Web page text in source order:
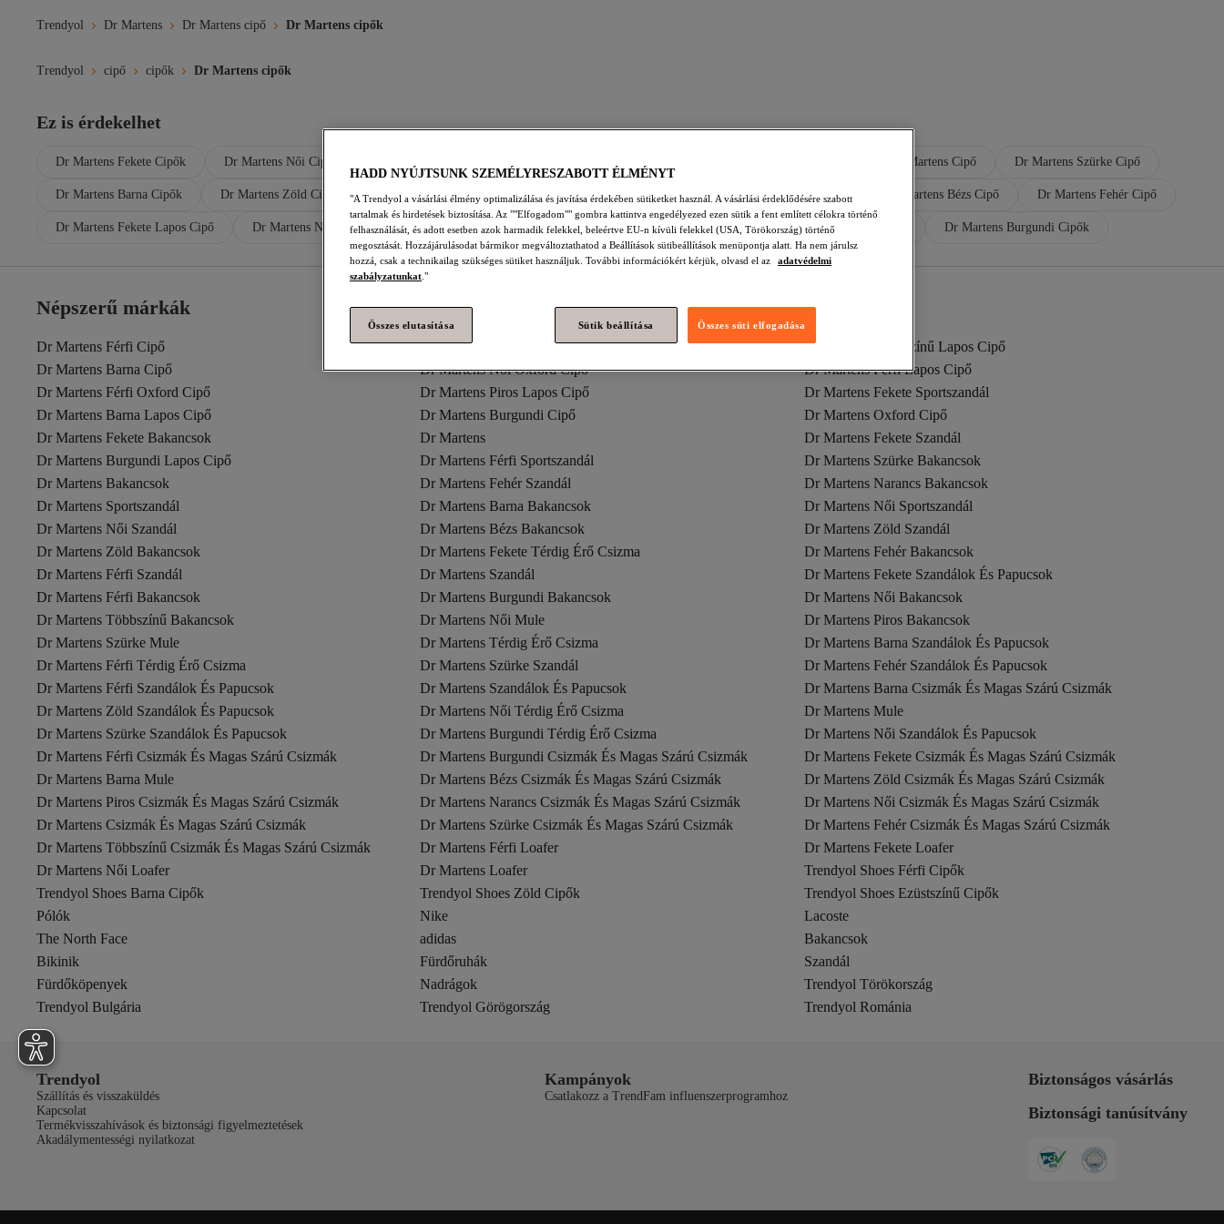
Trendyol Dr Martens Dr Martens cipő Dr Martens cipők
Trendyol cipő cipők Dr Martens cipők
Ez is érdekelhet
Dr Martens Fekete Cipők Dr Martens Női Cipők Dr Martens Cipő Dr Martens Szürke Cipő
Dr Martens Barna Cipők Dr Martens Zöld Cipő Dr Martens Férfi Cipők Dr Martens Többszínű Cipő Dr Martens Narancs Cipő Dr Martens Bézs Cipő Dr Martens Fehér Cipő
Dr Martens Fekete Lapos Cipő Dr Martens Női Lapos Cipő Dr Martens Fekete Oxford Cipő Dr Martens Női Cipő Dr Martens Lapos Cipő Dr Martens Burgundi Cipők
Népszerű márkák
Dr Martens Férfi Cipő Dr Martens Piros Cipő
Dr Martens Többszínű Lapos Cipő
Dr Martens Barna Cipő
Dr Martens Női Oxford Cipő
Dr Martens Férfi Lapos Cipő
Dr Martens Férfi Oxford Cipő
Dr Martens Piros Lapos Cipő
Dr Martens Fekete Sportszandál
Dr Martens Barna Lapos Cipő
Dr Martens Burgundi Cipő
Dr Martens Oxford Cipő
Dr Martens Fekete Bakancsok
Dr Martens
Dr Martens Fekete Szandál
Dr Martens Burgundi Lapos Cipő
Dr Martens Férfi Sportszandál
Dr Martens Szürke Bakancsok
Dr Martens Bakancsok
Dr Martens Fehér Szandál
Dr Martens Narancs Bakancsok
Dr Martens Sportszandál
Dr Martens Barna Bakancsok
Dr Martens Női Sportszandál
Dr Martens Női Szandál
Dr Martens Bézs Bakancsok
Dr Martens Zöld Szandál
Dr Martens Zöld Bakancsok
Dr Martens Fekete Térdig Érő Csizma
Dr Martens Fehér Bakancsok
Dr Martens Férfi Szandál
Dr Martens Szandál
Dr Martens Fekete Szandálok És Papucsok
Dr Martens Férfi Bakancsok
Dr Martens Burgundi Bakancsok
Dr Martens Női Bakancsok
Dr Martens Többszínű Bakancsok
Dr Martens Női Mule
Dr Martens Piros Bakancsok
Dr Martens Szürke Mule
Dr Martens Térdig Érő Csizma
Dr Martens Barna Szandálok És Papucsok
Dr Martens Férfi Térdig Érő Csizma
Dr Martens Szürke Szandál
Dr Martens Fehér Szandálok És Papucsok
Dr Martens Férfi Szandálok És Papucsok
Dr Martens Szandálok És Papucsok
Dr Martens Barna Csizmák És Magas Szárú Csizmák
Dr Martens Zöld Szandálok És Papucsok
Dr Martens Női Térdig Érő Csizma
Dr Martens Mule
Dr Martens Szürke Szandálok És Papucsok
Dr Martens Burgundi Térdig Érő Csizma
Dr Martens Női Szandálok És Papucsok
Dr Martens Férfi Csizmák És Magas Szárú Csizmák
Dr Martens Burgundi Csizmák És Magas Szárú Csizmák
Dr Martens Fekete Csizmák És Magas Szárú Csizmák
Dr Martens Barna Mule
Dr Martens Bézs Csizmák És Magas Szárú Csizmák
Dr Martens Zöld Csizmák És Magas Szárú Csizmák
Dr Martens Piros Csizmák És Magas Szárú Csizmák
Dr Martens Narancs Csizmák És Magas Szárú Csizmák
Dr Martens Női Csizmák És Magas Szárú Csizmák
Dr Martens Csizmák És Magas Szárú Csizmák
Dr Martens Szürke Csizmák És Magas Szárú Csizmák
Dr Martens Fehér Csizmák És Magas Szárú Csizmák
Dr Martens Többszínű Csizmák És Magas Szárú Csizmák
Dr Martens Férfi Loafer
Dr Martens Fekete Loafer
Dr Martens Női Loafer
Dr Martens Loafer
Trendyol Shoes Férfi Cipők
Trendyol Shoes Barna Cipők
Trendyol Shoes Zöld Cipők
Trendyol Shoes Ezüstszínű Cipők
Pólók
Nike
Lacoste
The North Face
adidas
Bakancsok
Bikinik
Fürdőruhák
Szandál
Fürdőköpenyek
Nadrágok
Trendyol Törökország
Trendyol Bulgária
Trendyol Görögország Trendyol Románia
Trendyol
Szállítás és visszaküldés
Kapcsolat
Termékvisszahívások és biztonsági figyelmeztetések
Akadálymentességi nyilatkozat
Kampányok
Csatlakozz a TrendFam influenszerprogramhoz
Biztonságos vásárlás
Biztonsági tanúsítvány
HADD NYÚJTSUNK SZEMÉLYRESZABOTT ÉLMÉNYT
"A Trendyol a vásárlási élmény optimalizálása és javítása érdekében sütiketket használ. A vásárlási érdeklődésére szabott
tartalmak és hirdetések biztosítása. Az ""Elfogadom"" gombra kattintva engedélyezed ezen sütik a fent említett célokra történő
felhasználását, és adott esetben azok harmadik felekkel, beleértve EU-n kívüli felekkel (USA, Törökország) történő
megosztását. Hozzájárulásodat bármikor megváltoztathatod a Beállítások sütibeállítások menüpontja alatt. Ha nem járulsz
hozzá, csak a technikailag szükséges sütiket használjuk. További információkért kérjük, olvasd el az
adatvédelmi
szabályzatunkat ."
Összes elutasítása Sütik beállítása Összes süti elfogadása